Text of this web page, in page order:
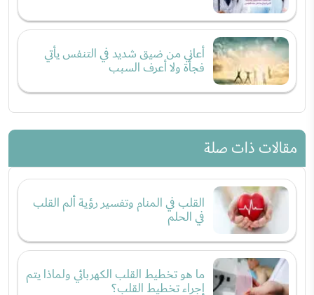
أعاني من ضيق شديد في التنفس يأتي
فجأة ولا أعرف السبب
مقالات ذات صلة
القلب في المنام وتفسير رؤية ألم القلب
في الحلم
ما هو تخطيط القلب الكهربائي ولماذا يتم
إجراء تخطيط القلب؟